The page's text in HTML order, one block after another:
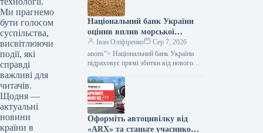
Ми прагнемо
бути голосом
суспільства,
висвітлюючи
події, які
справді
важливі для
читачів.
Щодня —
актуальні
новини
країни в
Національний банк України
оцінив вплив морської
блокади: які збитки очікують
український експорт –
Міністерство фінансів
Іван Оліфіренко
Сер 7, 2026
anons”> Національний банк України
підраховує прямі збитки від нового
понад 2 мільярди доларів експортних
надходжень…
Оформіть автоцивілку від
«ARX» та станьте учасником